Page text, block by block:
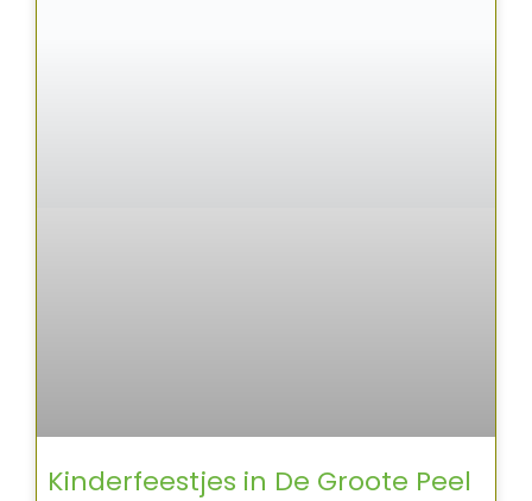
Kinderfeestjes in De Groote Peel